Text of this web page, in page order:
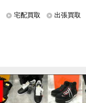
宅配買取 出張買取